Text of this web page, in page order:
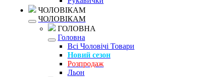
ЧОЛОВІКАМ
ЧОЛОВІКАМ
ГОЛОВНА
Головна
Всі Чоловічі Товари
Новий сезон
Розпродаж
Льон